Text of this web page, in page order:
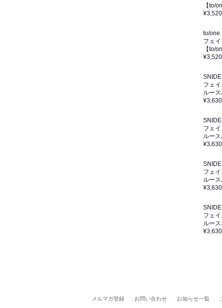
【to/
¥3,520
to/one
フェ
【to/
¥3,520
フェ
ルー
¥3,630
フェ
ルー
¥3,630
フェ
ルー
¥3,630
フェ
ルー
¥3,630
メルマガ登録 お問い合わせ お知らせ一覧